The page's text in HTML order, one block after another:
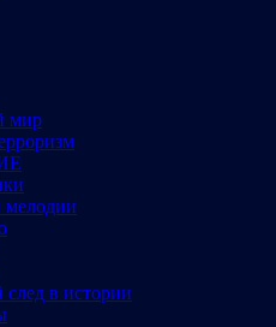
мир
мелодии
в истории